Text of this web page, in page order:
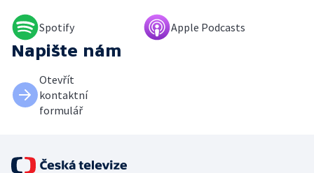
Spotify Apple Podcasts
Napište nám
Otevřít
kontaktní
formulář